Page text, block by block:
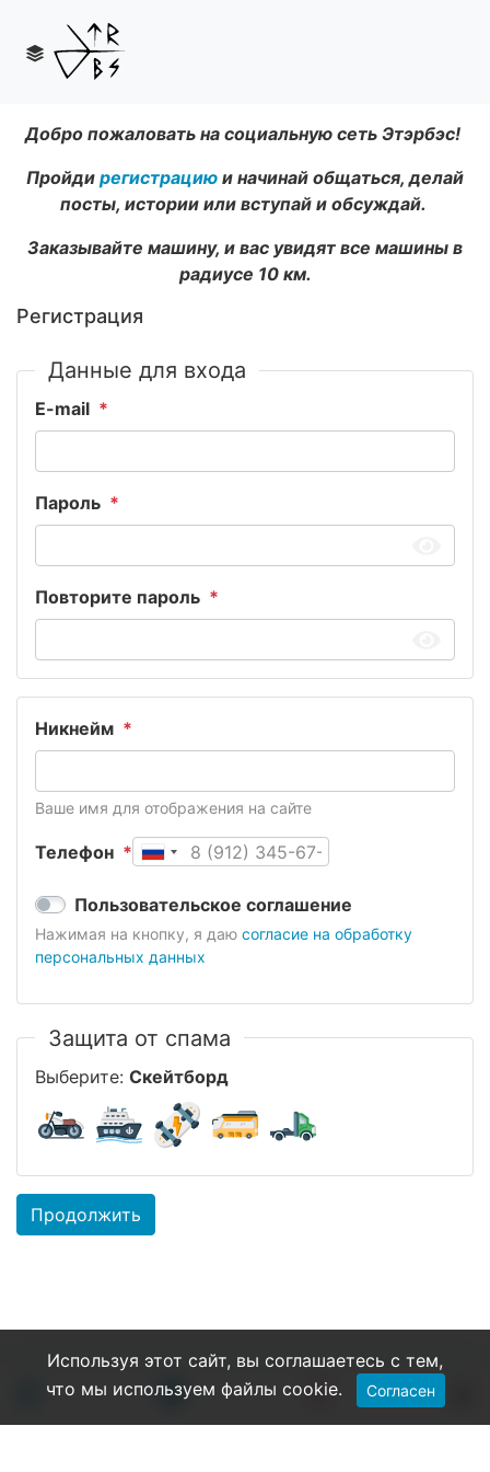
Добро пожаловать на социальную сеть Этэрбэс!
Пройди регистрацию и начинай общаться, делай
посты, истории или вступай и обсуждай.
Заказывайте машину, и вас увидят все машины в
радиусе 10 км.
Регистрация
Данные для входа
E-mail
Пароль
Повторите пароль
Никнейм
Ваше имя для отображения на сайте
Телефон
Пользовательское соглашение
Нажимая на кнопку, я даю согласие на обработку
персональных данных
Защита от спама
Выберите: Скейтборд
Продолжить
Используя этот сайт, вы соглашаетесь с тем,
что мы используем файлы cookie.
Согласен